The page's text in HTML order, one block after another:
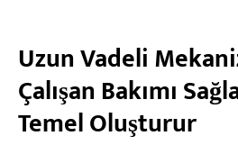
Uzun Vadeli
Çalışan Bakımı
Temel Oluşturur